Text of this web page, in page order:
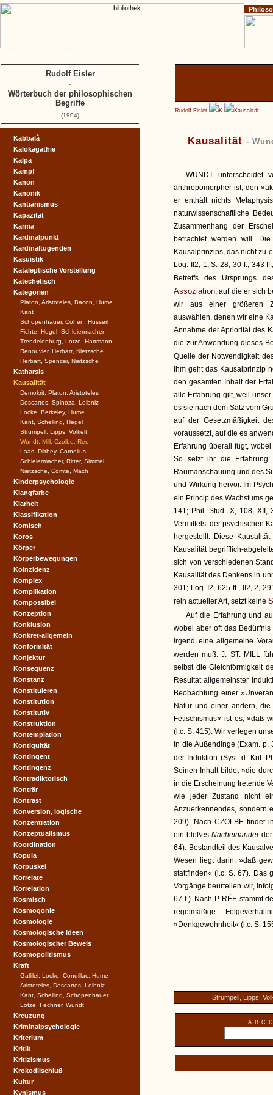
Rudolf Eisler K Kausalität
Kausalität -
WUNDT unterscheidet
anthropomorpher ist, den
er enthält nichts
naturwissenschaftliche
Zusammenhang der
betrachtet werden will.
Kausalprinzips, das nicht zu
Log. II2, 1, S. 28, 30 f., 343
Betreffs des Ursprungs
Assoziation, auf die er sich
wir aus einer größeren
auswählen, denen wir eine
Annahme der Apriorität des
die zur Anwendung dieses
Quelle der Notwendigkeit
ihm geht das Kausalprinzip
den gesamten Inhalt der
alle Erfahrung gilt, weil
es sie nach dem Satz vom
auf der Gesetzmäßigkeit
voraussetzt, auf die es
Erfahrung überall fügt,
So setzt ihr die Erfahrung
Raumanschauung und des
und Wirkung hervor. Im
ein Princip des Wachstums
141; Phil. Stud. X, 108, XII,
Vermittelst der psychischen
hergestellt. Diese
Kausalität begrifflich-
sich von verschiedenen
Kausalität des Denkens in
301; Log. I2, 625 ff., II2, 2,
rein actueller Art, setzt keine
Auf die Erfahrung und
wobei aber oft das
irgend eine allgemeine
werden muß. J. ST. MILL
selbst die Gleichförmigkeit
Resultat allgemeinster
Beobachtung einer
Natur und einer andern,
Fetischismus« ist es, »daß
(l.c. S. 415). Wir verlegen
in die Außendinge (Exam. p.
der Induktion (Syst. d. Krit.
Seinen Inhalt bildet »die
in die Erscheinung tretende
wie jeder Zustand nicht
Anzuerkennendes, sondern
209). Nach CZOLBE findet
ein bloßes Nacheinander
64). Bestandteil des
Wesen liegt darin, »daß
stattfinden« (l.c. S. 67). Das
Vorgänge beurteilen wir,
67 f.). Nach P. RÉE stammt
regelmäßige
»Denkgewohnheit« (l.c. S.
Strümpell, Lipps,
A B C D
Kabbalâ
Kalokagathie
Kalpa
Kampf
Kanon
Kanonik
Kantianismus
Kapazität
Karma
Kardinalpunkt
Kardinaltugenden
Kasuistik
Kataleptische Vorstellung
Katechetisch
Kategorien
Platon, Aristoteles, Bacon, Hume
Kant
Schopenhauer, Cohen, Husserl
Fichte, Hegel, Schleiermacher
Trendelenburg, Lotze, Hartmann
Renouvier, Herbart, Nietzsche
Herbart, Spencer, Nietzsche
Katharsis
Kausalität
Demokrit, Platon, Aristoteles
Descartes, Spinoza, Leibniz
Locke, Berkeley, Hume
Kant, Schelling, Hegel
Strümpell, Lipps, Volkelt
Wundt, Mill, Czolbe, Rée
Laas, Dilthey, Cornelius
Schleiermacher, Ritter, Simmel
Nietzsche, Comte, Mach
Kinderpsychologie
Klangfarbe
Klarheit
Klassifikation
Komisch
Koros
Körper
Körperbewegungen
Koinzidenz
Komplex
Komplikation
Kompossibel
Konzeption
Konklusion
Konkret-allgemein
Konformität
Konjektur
Konsequenz
Konstanz
Konstituieren
Konstitution
Konstitutiv
Konstruktion
Kontemplation
Kontiguität
Kontingent
Kontingenz
Kontradiktorisch
Konträr
Kontrast
Konversion, logische
Konzentration
Konzeptualismus
Koordination
Kopula
Korpuskel
Korrelate
Korrelation
Kosmisch
Kosmogonie
Kosmologie
Kosmologische Ideen
Kosmologischer Beweis
Kosmopolitismus
Kraft
Gallilei, Locke, Condillac, Hume
Aristoteles, Descartes, Leibniz
Kant, Schelling, Schopenhauer
Lotze, Fechner, Wundt
Kreuzung
Kriminalpsychologie
Kriterium
Kritik
Kritizismus
Krokodilschluß
Kultur
Kynismus
Rudolf Eisler
-
Wörterbuch der philosophischen
Begriffe
(1904)